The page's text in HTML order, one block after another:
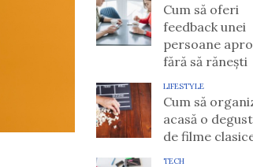
Cum să oferi
feedback unei
persoane
fără să rănești
LIFESTYLE
Cum să
acasă o
de filme
TECH